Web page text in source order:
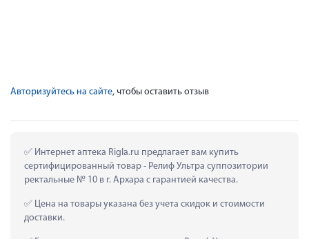
Авторизуйтесь на сайте, чтобы оставить отзыв
Интернет аптека Rigla.ru предлагает вам купить
сертифицированный товар - Релиф Ультра суппозитории
ректальные № 10 в г. Архара с гарантией качества.
Цена на товары указана без учета скидок и стоимости
доставки.